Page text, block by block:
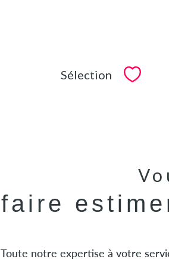
Sélection
faire
Toute notre expertise à votre